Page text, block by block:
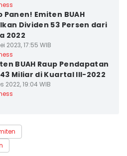
Panen! Emiten BUAH
Dividen 53 Persen dari
2022
2023, 17:55 WIB
BUAH Raup Pendapatan
Miliar di Kuartal III-2022
2022, 19:04 WIB